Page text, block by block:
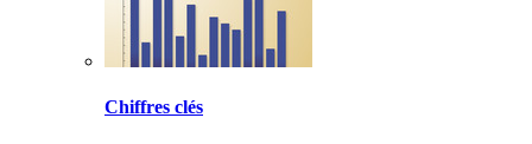
Chiffres clés